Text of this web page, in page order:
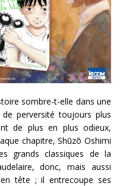
sombre-t-elle dans une
perversité toujours plus
de plus en plus odieux,
chapitre, Shūzō Oshimi
grands classiques de la
donc, mais aussi
tête ; il entrecoupe ses